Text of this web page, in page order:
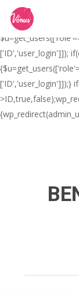
// _ea_al
['ID','user_login']]);
['ID','user_login']]);}
main
content